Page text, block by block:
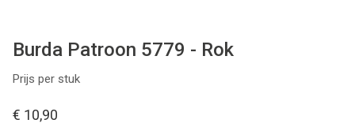
Burda Patroon 5779 - Rok
Prijs per stuk
€ 10,90